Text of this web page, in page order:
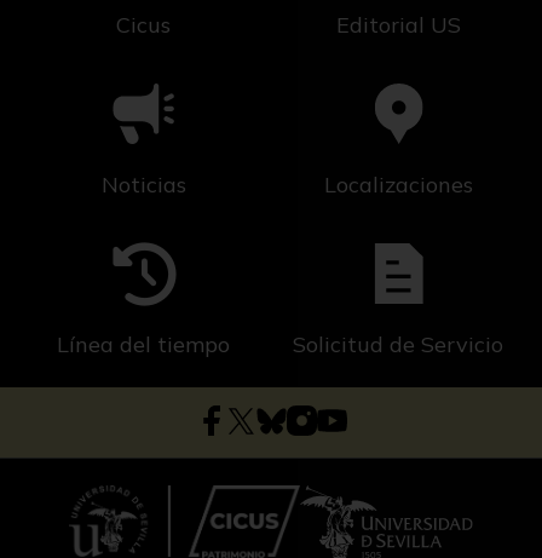
Cicus Editorial US
Noticias Localizaciones
Línea del tiempo Solicitud de Servicio